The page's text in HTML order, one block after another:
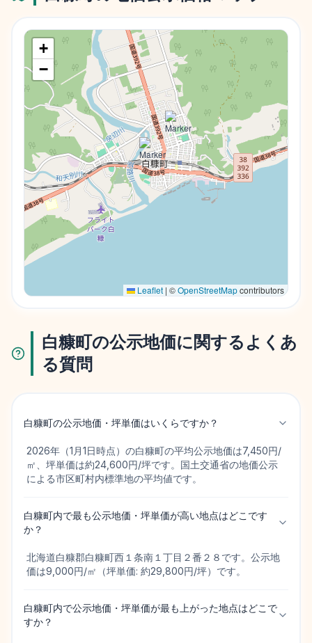
+
−
Leaflet | ©OpenStreetMapcontributors
白糠町の公示地価に関するよくあ
る質問
白糠町の公示地価・坪単価はいくらですか？
2026年（1月1日時点）の白糠町の平均公示地価は7,450円/
㎡、坪単価は約24,600円/坪です。国土交通省の地価公示
による市区町村内標準地の平均値です。
白糠町内で最も公示地価・坪単価が高い地点はどこです
か？
北海道白糠郡白糠町西１条南１丁目２番２８です。公示地
価は9,000円/㎡（坪単価: 約29,800円/坪）です。
白糠町内で公示地価・坪単価が最も上がった地点はどこで
すか？